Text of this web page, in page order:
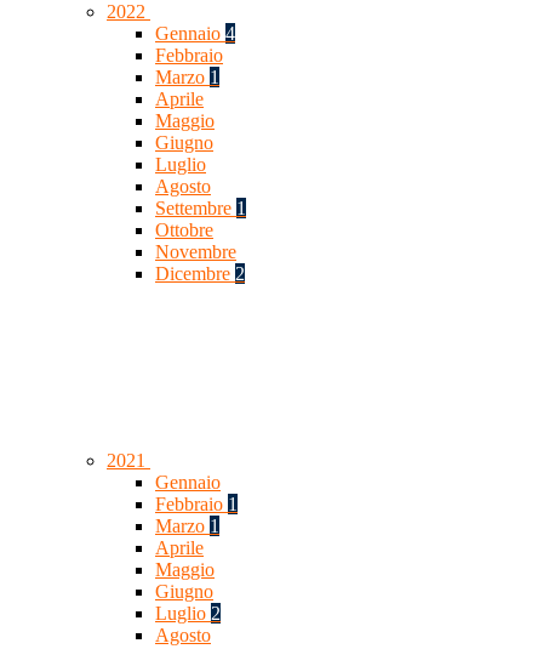
2022
Gennaio 4
Febbraio
Marzo 1
Aprile
Maggio
Giugno
Luglio
Agosto
Settembre 1
Ottobre
Novembre
Dicembre 2
2021
Gennaio
Febbraio 1
Marzo 1
Aprile
Maggio
Giugno
Luglio 2
Agosto